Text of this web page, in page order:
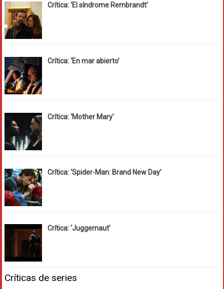
Crítica: ‘El síndrome Rembrandt’
Crítica: ‘En mar abierto’
Crítica: ‘Mother Mary’
Crítica: ‘Spider-Man: Brand New Day’
Crítica: ‘Juggernaut’
Críticas de series